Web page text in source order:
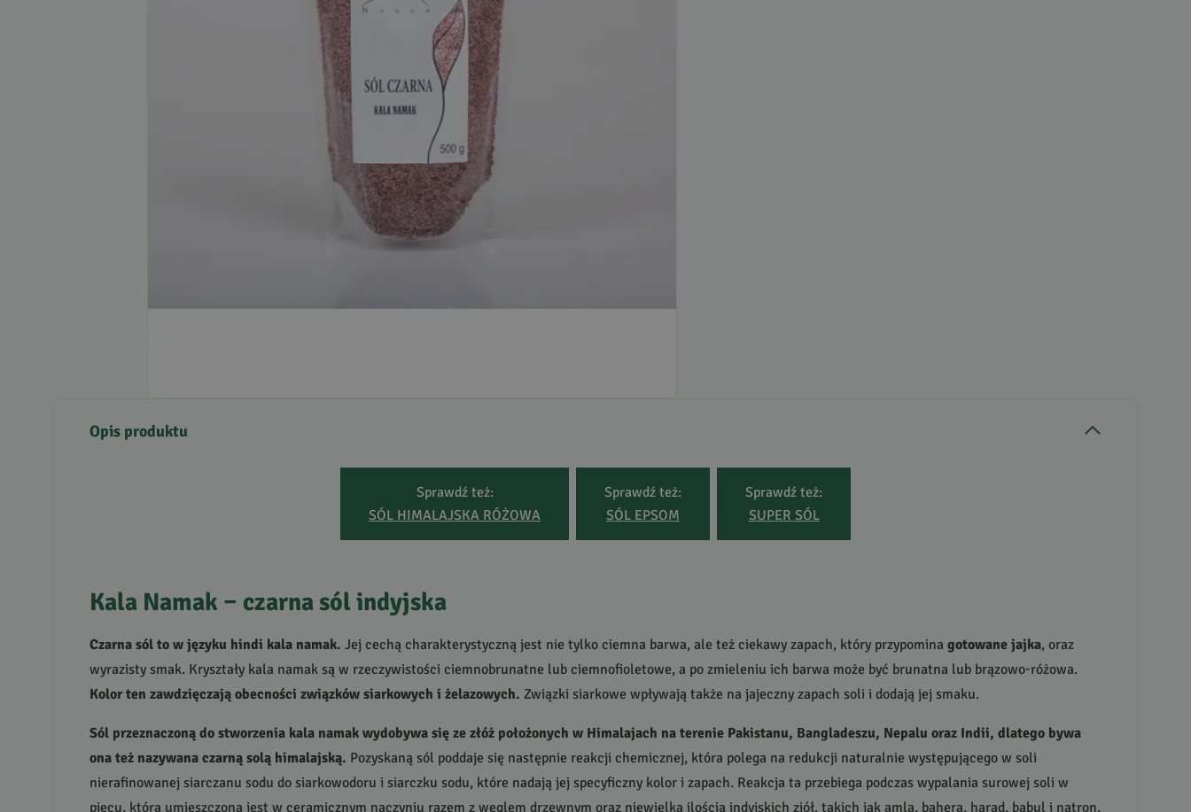
Opis produktu
Sprawdź też:
SÓL HIMALAJSKA RÓŻOWA
Sprawdź też:
SÓL EPSOM
Sprawdź też:
SUPER SÓL
Kala Namak – czarna sól indyjska
Czarna sól to w języku hindi kala namak. Jej cechą charakterystyczną jest nie tylko ciemna barwa, ale też ciekawy zapach, który przypomina gotowane jajka, oraz
wyrazisty smak. Kryształy kala namak są w rzeczywistości ciemnobrunatne lub ciemnofioletowe, a po zmieleniu ich barwa może być brunatna lub brązowo-różowa.
Kolor ten zawdzięczają obecności związków siarkowych i żelazowych. Związki siarkowe wpływają także na jajeczny zapach soli i dodają jej smaku.
Sól przeznaczoną do stworzenia kala namak wydobywa się ze złóż położonych w Himalajach na terenie Pakistanu, Bangladeszu, Nepalu oraz Indii, dlatego bywa
ona też nazywana czarną solą himalajską. Pozyskaną sól poddaje się następnie reakcji chemicznej, która polega na redukcji naturalnie występującego w soli
nierafinowanej siarczanu sodu do siarkowodoru i siarczku sodu, które nadają jej specyficzny kolor i zapach. Reakcja ta przebiega podczas wypalania surowej soli w
piecu, która umieszczona jest w ceramicznym naczyniu razem z węglem drzewnym oraz niewielką ilością indyjskich ziół, takich jak amla, bahera, harad, babul i natron.